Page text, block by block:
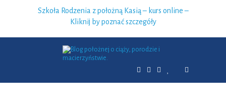
Szkoła Rodzenia z położną Kasią – kurs online –
Kliknij by poznać szczegóły